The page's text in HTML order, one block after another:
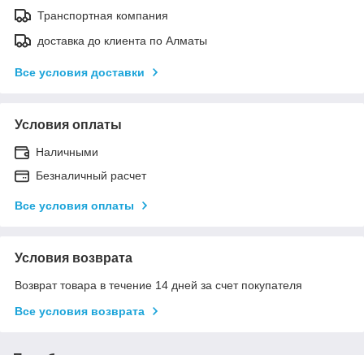
Транспортная компания
доставка до клиента по Алматы
Все условия доставки
Условия оплаты
Наличными
Безналичный расчет
Все условия оплаты
Условия возврата
Возврат товара в течение 14 дней за счет покупателя
Все условия возврата